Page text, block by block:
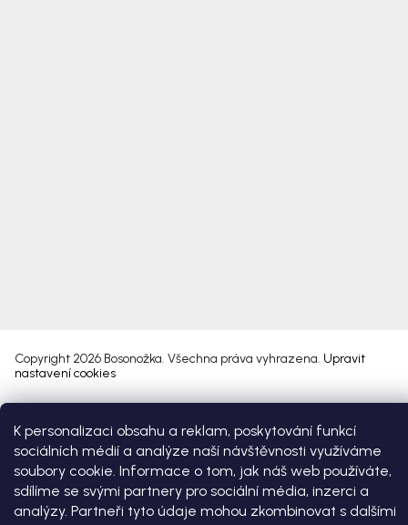
K personalizaci obsahu a reklam, poskytování funkcí
sociálních médií a analýze naší návštěvnosti využíváme
soubory cookie. Informace o tom, jak náš web používáte,
sdílíme se svými partnery pro sociální média, inzerci a
analýzy. Partneři tyto údaje mohou zkombinovat s dalšími
Copyright 2026 Bosonožka. Všechna práva vyhrazena. Upravit
nastavení cookies